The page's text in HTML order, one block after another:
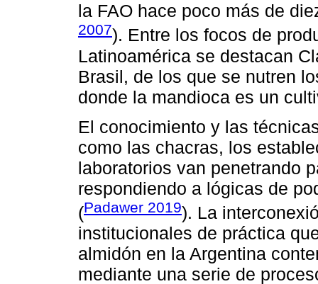
la FAO hace poco más de
2007). Entre los focos de
Latinoamérica se destacan
Brasil, de los que se nutren
donde la mandioca es un
El conocimiento y las
como las chacras, los
laboratorios van penetrando
respondiendo a lógicas de
(Padawer 2019). La
institucionales de práctica
almidón en la Argentina
mediante una serie de